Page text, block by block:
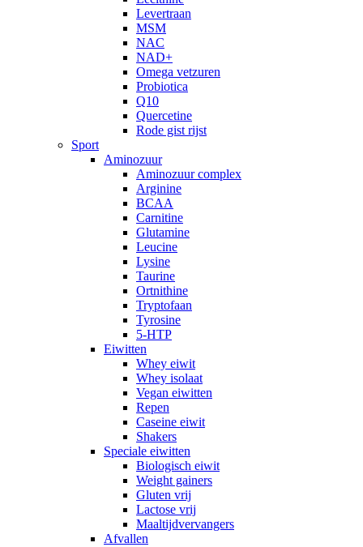
Levertraan
MSM
NAC
NAD+
Omega vetzuren
Probiotica
Q10
Quercetine
Rode gist rijst
Sport
Aminozuur
Aminozuur complex
Arginine
BCAA
Carnitine
Glutamine
Leucine
Lysine
Taurine
Ortnithine
Tryptofaan
Tyrosine
5-HTP
Eiwitten
Whey eiwit
Whey isolaat
Vegan eiwitten
Repen
Caseine eiwit
Shakers
Speciale eiwitten
Biologisch eiwit
Weight gainers
Gluten vrij
Lactose vrij
Maaltijdvervangers
Afvallen